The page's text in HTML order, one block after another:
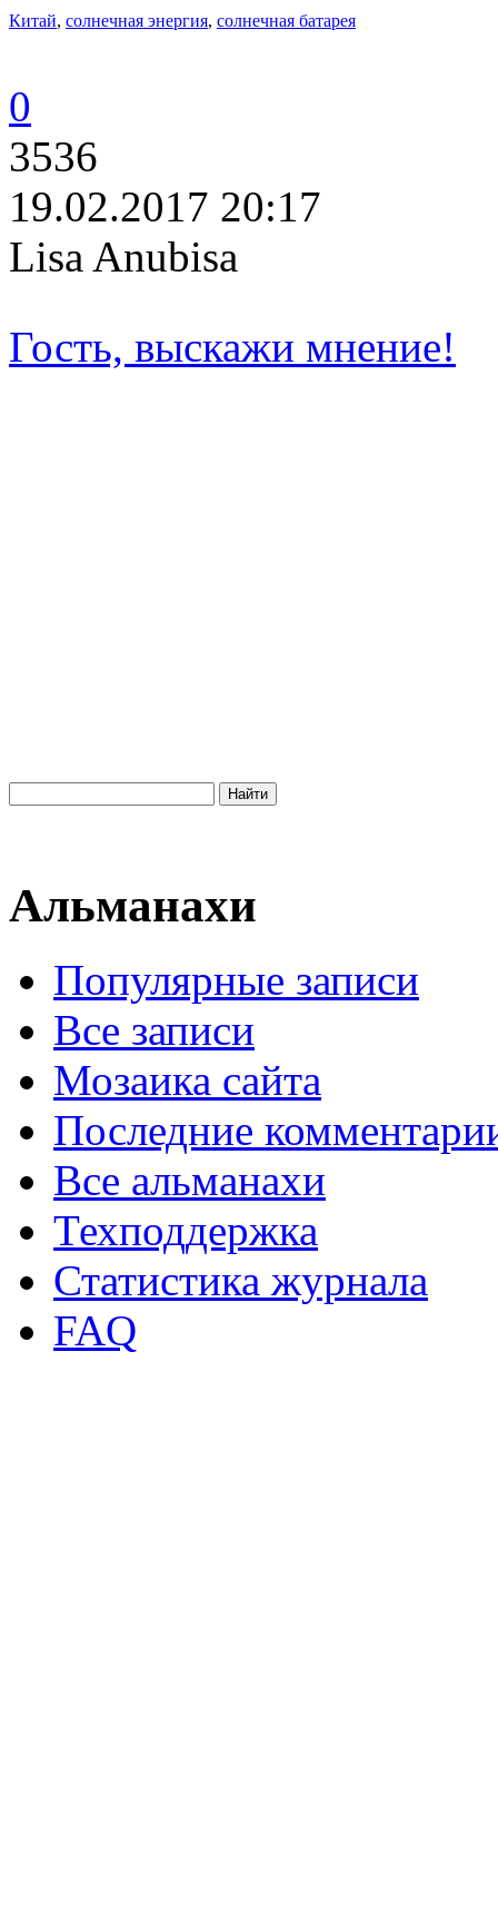
Китай, солнечная энергия, солнечная батарея
0
3536
19.02.2017 20:17
Lisa Anubisa
Гость, выскажи мнение!
Альманахи
Популярные записи
Все записи
Мозаика сайта
Последние
Все альманахи
Техподдержка
Статистика журнала
FAQ